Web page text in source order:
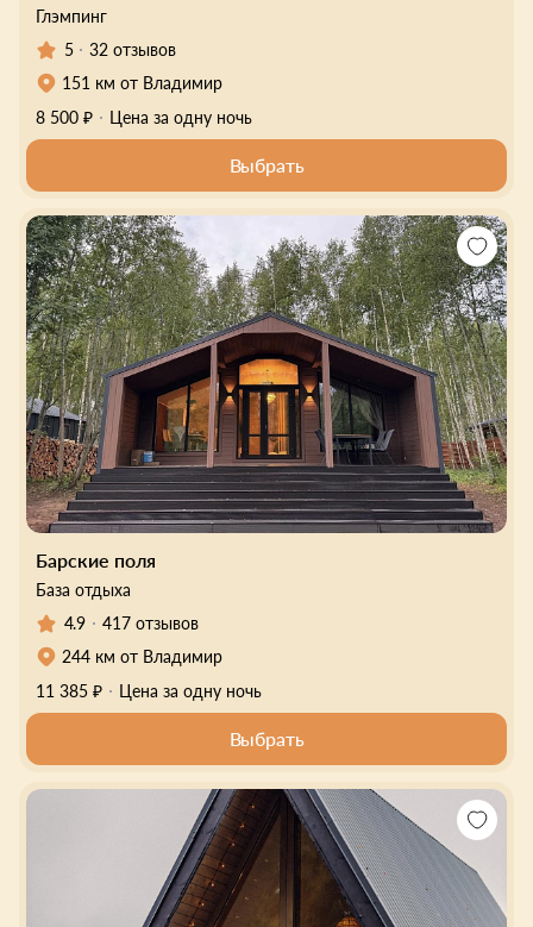
Глэмпинг
5
32 отзывов
151 км от Владимир
8 500 ₽
Цена за одну ночь
Выбрать
Барские поля
База отдыха
4.9
417 отзывов
244 км от Владимир
11 385 ₽
Цена за одну ночь
Выбрать